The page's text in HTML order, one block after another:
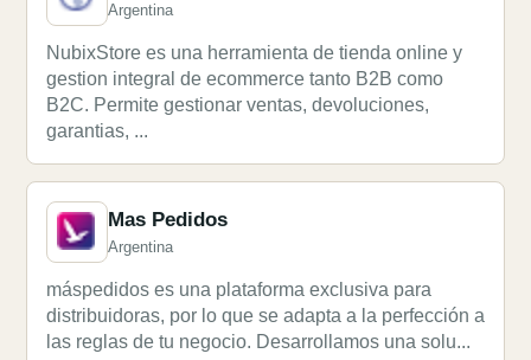
Argentina
NubixStore es una herramienta de tienda online y
gestion integral de ecommerce tanto B2B como
B2C. Permite gestionar ventas, devoluciones,
garantias, ...
Mas Pedidos
Argentina
máspedidos es una plataforma exclusiva para
distribuidoras, por lo que se adapta a la perfección a
las reglas de tu negocio. Desarrollamos una solu...